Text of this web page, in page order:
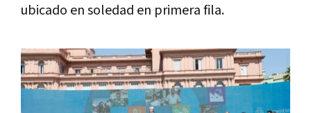
ubicado en soledad en primera fila.